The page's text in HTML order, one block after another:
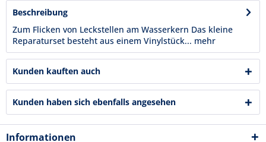
Beschreibung
Zum Flicken von Leckstellen am Wasserkern Das kleine
Reparaturset besteht aus einem Vinylstück... mehr
Kunden kauften auch
Kunden haben sich ebenfalls angesehen
Informationen